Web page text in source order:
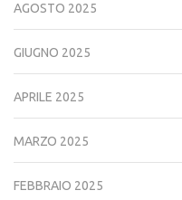
AGOSTO 2025
GIUGNO 2025
APRILE 2025
MARZO 2025
FEBBRAIO 2025